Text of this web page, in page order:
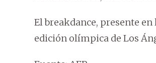
El breakdance, presente
edición olímpica de Los